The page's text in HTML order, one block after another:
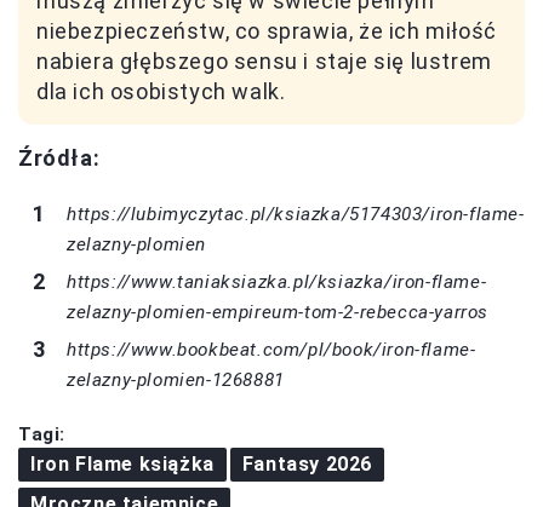
niebezpieczeństw, co sprawia, że ich miłość
nabiera głębszego sensu i staje się lustrem
dla ich osobistych walk.
Źródła:
https://lubimyczytac.pl/ksiazka/5174303/iron-flame-
zelazny-plomien
https://www.taniaksiazka.pl/ksiazka/iron-flame-
zelazny-plomien-empireum-tom-2-rebecca-yarros
https://www.bookbeat.com/pl/book/iron-flame-
zelazny-plomien-1268881
Tagi:
Iron Flame książka
Fantasy 2026